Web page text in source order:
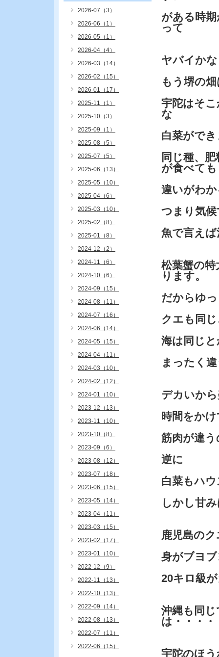
がある時
って
ヤバイか
もう堺の
宇陀はそ
な
白菜がで
同じ種、
が食べても
違いがわ
つまり気
魚で言え
松葉蟹の
ります。
だからゆ
クエも同
海は同じ
まったく
デカいか
時間をか
筋肉が違
逆に
白菜もハ
しかし甘
鹿児島の
身がブヨ
20キロ級
沖縄も同
は・・・・
宇陀のほ
2026-07（3）
2026-06（1）
2026-05（1）
2026-04（4）
2026-03（14）
2026-02（15）
2026-01（17）
2025-11（1）
2025-10（3）
2025-09（1）
2025-08（5）
2025-07（5）
2025-06（13）
2025-05（10）
2025-04（6）
2025-03（10）
2025-02（8）
2025-01（8）
2024-12（2）
2024-11（6）
2024-10（6）
2024-09（15）
2024-08（11）
2024-07（16）
2024-06（14）
2024-05（15）
2024-04（11）
2024-03（10）
2024-02（12）
2024-01（10）
2023-12（13）
2023-11（10）
2023-10（8）
2023-09（6）
2023-08（12）
2023-07（18）
2023-06（15）
2023-05（14）
2023-04（11）
2023-03（15）
2023-02（17）
2023-01（10）
2022-12（9）
2022-11（13）
2022-10（13）
2022-09（14）
2022-08（13）
2022-07（11）
2022-06（15）